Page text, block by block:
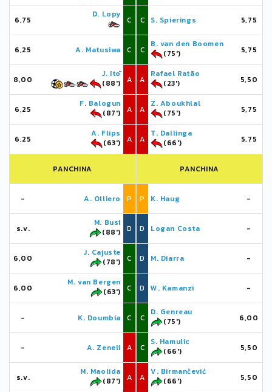
6,75
D. Lopy
C
6,25 A. Matusiwa C
8,00
J. Itō
(88')
A
6,25
F. Balogun
(87')
A
6,25
A. Flips
(63')
A
PANCHINA
- A. Olliero P
s.v.
M. Busi
(88')
D
6,00
J. Cajuste
(78')
C
6,00
M. van Bergen
(63')
C
- K. Doumbia C
- A. Zeneli A
s.v.
M. Maolida
(87')
A
C S. Spierings 5,75
C
B. van den Boomen
(75')
5,75
A
Rafael Ratão
(23')
5,50
A
Z. Aboukhlal
(75')
5,75
A
T. Dallinga
(66')
5,75
PANCHINA
P K. Haug -
D Logan Costa -
D M. Diarra -
D W. Kamanzi -
C
D. Genreau
(75')
6,00
C
S. Hamulic
(66')
5,50
A
V. Birmančević
(66')
5,50